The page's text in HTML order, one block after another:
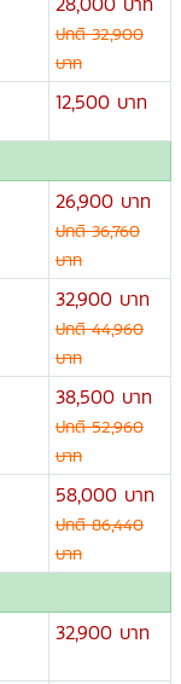
ปกติ 32,900
บาท
12,500 บาท
26,900 บาท
ปกติ 36,760
บาท
32,900 บาท
ปกติ 44,960
บาท
38,500 บาท
ปกติ 52,960
บาท
58,000 บาท
ปกติ 86,440
บาท
32,900 บาท